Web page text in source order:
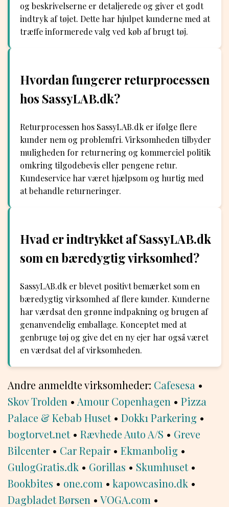
og beskrivelserne er detaljerede og giver et godt
indtryk af tøjet. Dette har hjulpet kunderne med at
træffe informerede valg ved køb af brugt tøj.
Hvordan fungerer returprocessen
hos SassyLAB.dk?
Returprocessen hos SassyLAB.dk er ifølge flere
kunder nem og problemfri. Virksomheden tilbyder
muligheden for returnering og kommerciel politik
omkring tilgodebevis eller pengene retur.
Kundeservice har været hjælpsom og hurtig med
at behandle returneringer.
Hvad er indtrykket af SassyLAB.dk
som en bæredygtig virksomhed?
SassyLAB.dk er blevet positivt bemærket som en
bæredygtig virksomhed af flere kunder. Kunderne
har værdsat den grønne indpakning og brugen af
genanvendelig emballage. Konceptet med at
genbruge tøj og give det en ny ejer har også været
en værdsat del af virksomheden.
Andre anmeldte virksomheder: Cafesesa •
Skov Trolden • Amour Copenhagen • Pizza
Palace & Kebab Huset• Dokk1 Parkering •
bogtorvet.net• Rævhede Auto A/S • Greve
Bilcenter • Car Repair • Ekmanbolig •
GulogGratis.dk • Gorillas • Skumhuset•
Bookbites • one.com • kapowcasino.dk •
Dagbladet Børsen • VOGA.com •